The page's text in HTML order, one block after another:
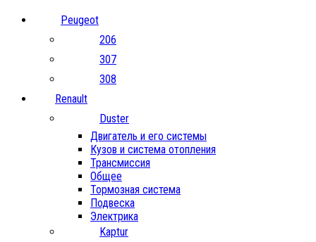
Peugeot
206
307
308
Renault
Duster
Двигатель и его системы
Кузов и система отопления
Трансмиссия
Общее
Тормозная система
Подвеска
Электрика
Kaptur